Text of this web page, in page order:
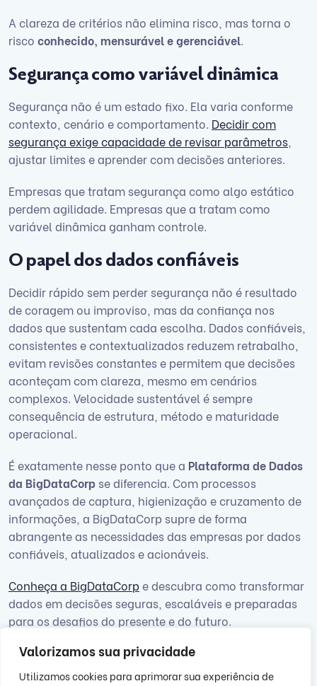
Valorizamos sua privacidade
Utilizamos cookies para aprimorar sua experiência de
A clareza de critérios não elimina risco, mas torna o
risco conhecido, mensurável e gerenciável.
Segurança como variável dinâmica
Segurança não é um estado fixo. Ela varia conforme
contexto, cenário e comportamento. Decidir com
segurança exige capacidade de revisar parâmetros
ajustar limites e aprender com decisões anteriores.
Empresas que tratam segurança como algo estático
perdem agilidade. Empresas que a tratam como
variável dinâmica ganham controle.
O papel dos dados confiáveis
Decidir rápido sem perder segurança não é resultado
de coragem ou improviso, mas da confiança nos
dados que sustentam cada escolha. Dados confiáveis,
consistentes e contextualizados reduzem retrabalho,
evitam revisões constantes e permitem que decisões
aconteçam com clareza, mesmo em cenários
complexos. Velocidade sustentável é sempre
consequência de estrutura, método e maturidade
operacional.
É exatamente nesse ponto que a Plataforma de Dados
da BigDataCorpse diferencia. Com processos
avançados de captura, higienização e cruzamento de
informações, a BigDataCorp supre de forma
abrangente as necessidades das empresas por dados
confiáveis, atualizados e acionáveis.
Conheça a BigDataCorp e descubra como transformar
dados em decisões seguras, escaláveis e preparadas
para os desafios do presente e do futuro.